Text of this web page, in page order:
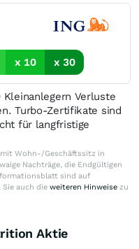
x 10 x 30
Verluste
Turbo-Zertifikate sind
für langfristige
Wohn-/Geschäftssitz in
Nachträge, die Endgültigen
sind auf
auch die weiteren Hinweise zu
Aktie